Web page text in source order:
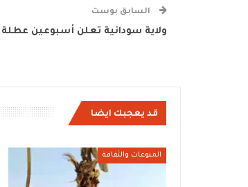
السابق بوست
ولاية سودانية تعلن أسبوعين عطلة
قد يعجبك ايضا
المنوعات والثقافة